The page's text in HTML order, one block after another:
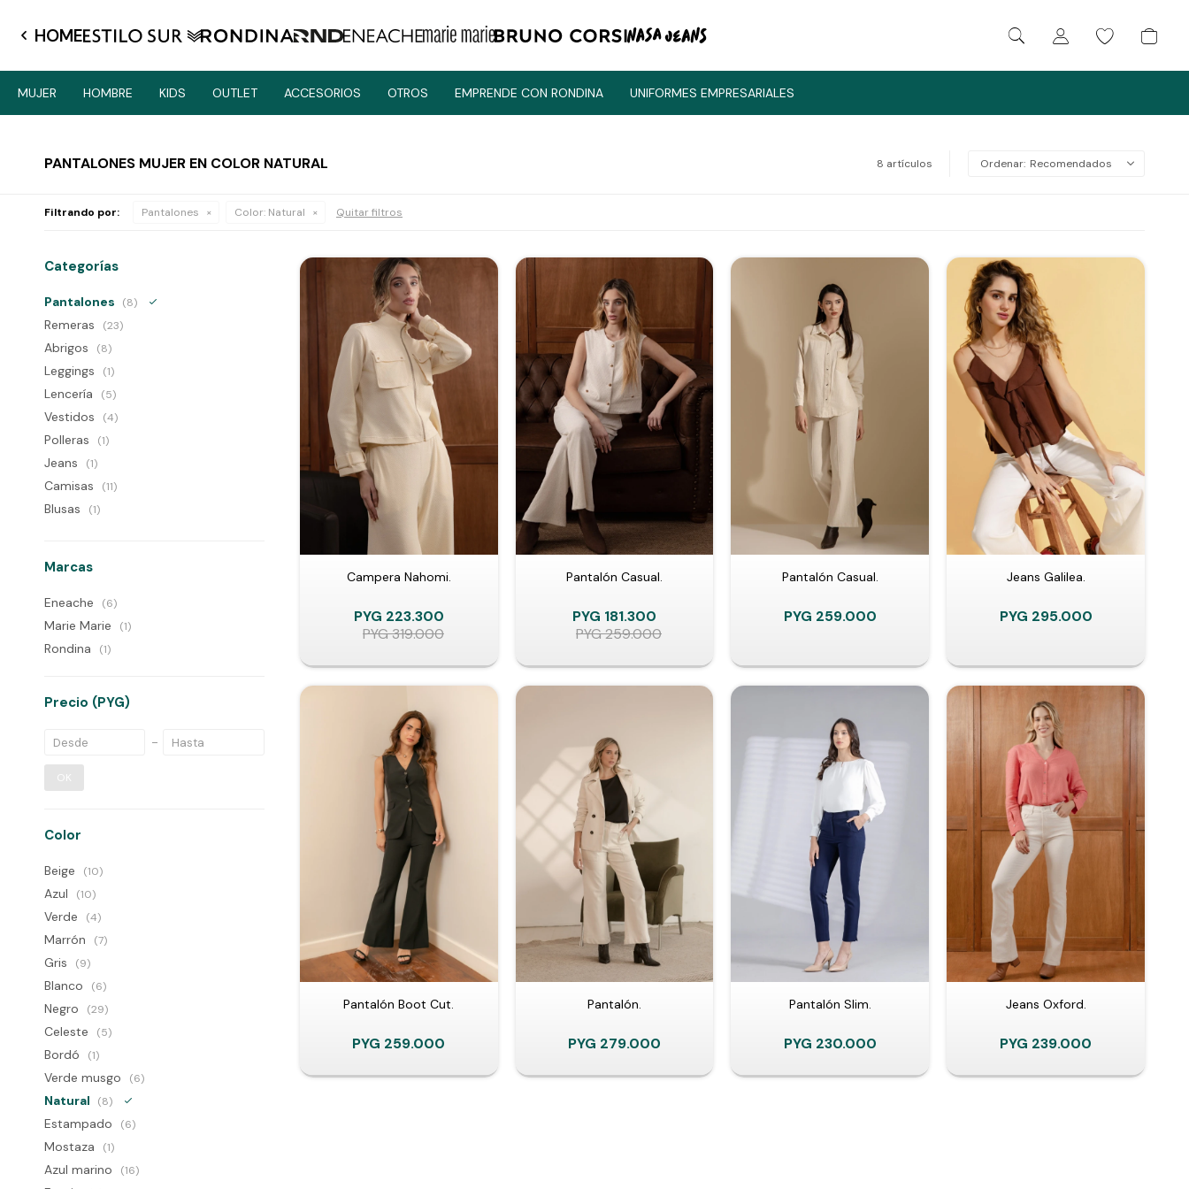
HOME
MUJER HOMBRE KIDS OUTLET ACCESORIOS OTROS EMPRENDE CON RONDINA UNIFORMES EMPRESARIALES
PANTALONES MUJER EN COLOR NATURAL 8 artículos Recomendados
Filtrando por: Pantalones Color: Natural Quitar filtros
Campera Nahomi.
PYG 223.300
PYG319.000
Pantalón Casual.
PYG 181.300
PYG259.000
Pantalón Casual.
PYG 259.000
Jeans Galilea.
PYG 295.000
Pantalón Boot Cut.
PYG 259.000
Pantalón.
PYG 279.000
Pantalón Slim.
PYG 230.000
Jeans Oxford.
PYG 239.000
Categorías
Pantalones (8)
Remeras (23)
Abrigos (8)
Leggings (1)
Lencería (5)
Vestidos (4)
Polleras (1)
Jeans (1)
Camisas (11)
Blusas (1)
Marcas
Eneache (6)
Marie Marie (1)
Rondina (1)
Precio (PYG)
OK
Color
Beige (10)
Azul (10)
Verde (4)
Marrón (7)
Gris (9)
Blanco (6)
Negro (29)
Celeste (5)
Bordó (1)
Verde musgo (6)
Natural (8)
Estampado (6)
Mostaza (1)
Azul marino (16)